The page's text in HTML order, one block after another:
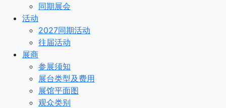
同期展会
活动
2027同期活动
往届活动
展商
参展须知
展台类型及费用
展馆平面图
观众类别